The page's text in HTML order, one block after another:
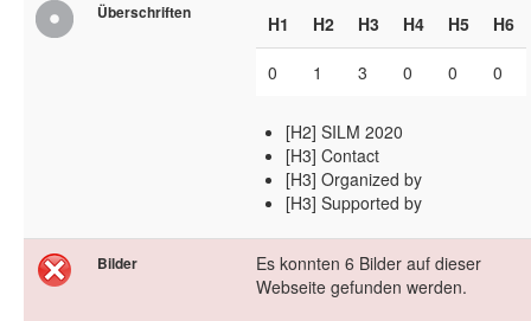
Überschriften H1 H2 H3 H4 H5 H6
0 1 3 0 0 0
[H2] SILM 2020
[H3] Contact
[H3] Organized by
[H3] Supported by
Bilder
Es konnten 6 Bilder auf dieser
Webseite gefunden werden.